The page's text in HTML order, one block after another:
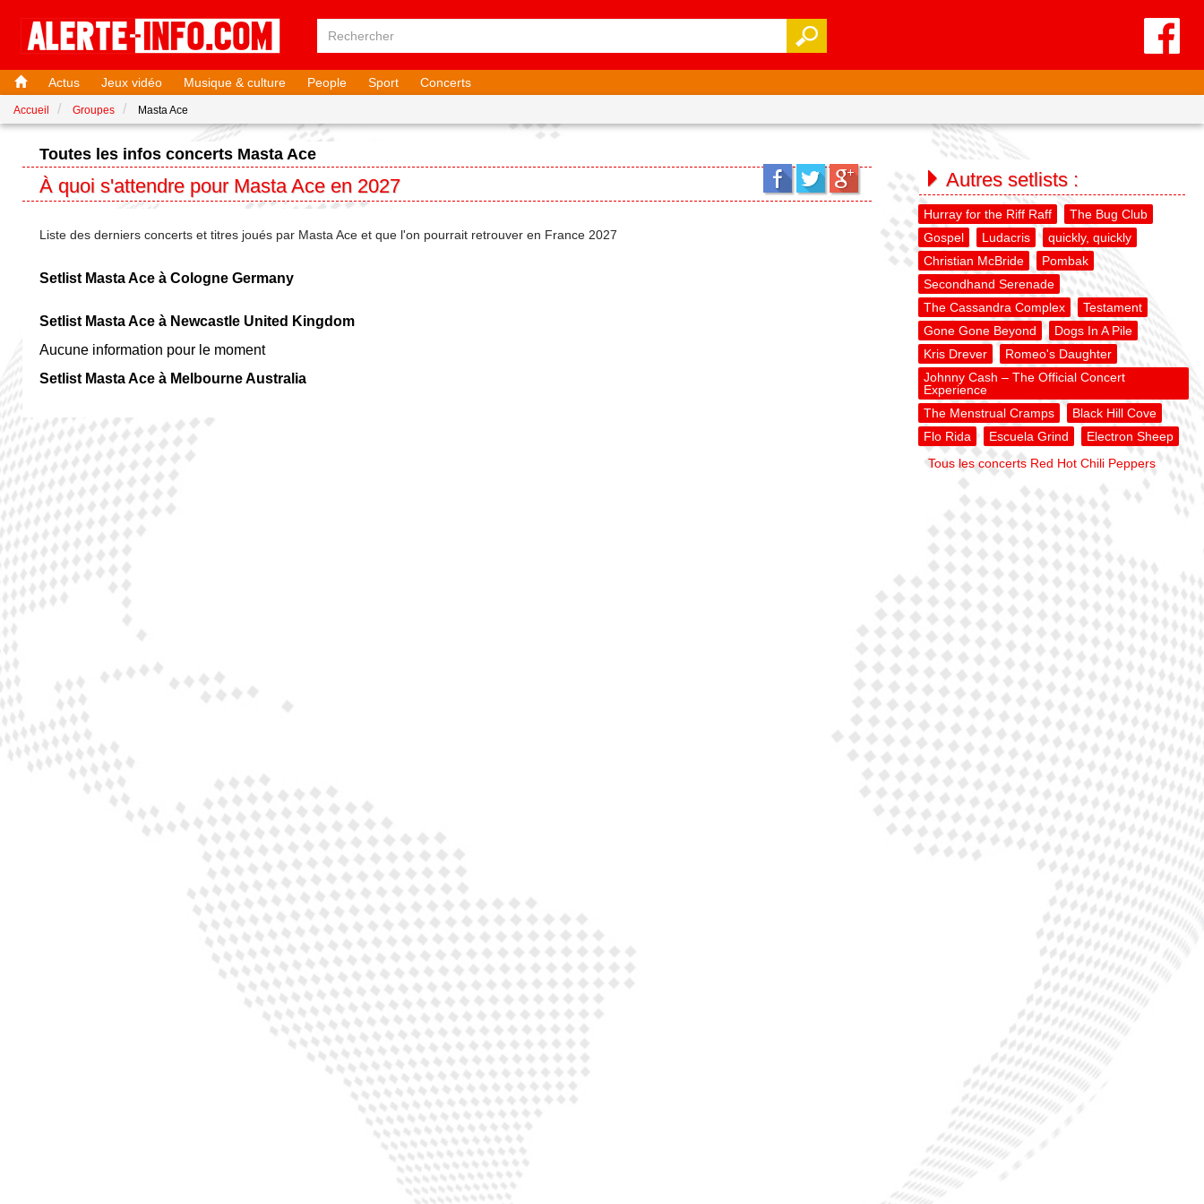
Actus Jeux vidéo Musique & culture People Sport Concerts
Accueil Groupes Masta Ace
Toutes les infos concerts Masta Ace
À quoi s'attendre pour Masta Ace en 2027
Liste des derniers concerts et titres joués par Masta Ace et que l'on pourrait retrouver en France 2027
Setlist Masta Ace à Cologne Germany
Setlist Masta Ace à Newcastle United Kingdom
Aucune information pour le moment
Setlist Masta Ace à Melbourne Australia
Autres setlists :
Hurray for the Riff Raff
The Bug Club
Gospel
Ludacris
quickly, quickly
Christian McBride
Pombak
Secondhand Serenade
The Cassandra Complex
Testament
Gone Gone Beyond
Dogs In A Pile
Kris Drever
Romeo's Daughter
Johnny Cash – The Official Concert
Experience
The Menstrual Cramps
Black Hill Cove
Flo Rida
Escuela Grind
Electron Sheep
Tous les concerts Red Hot Chili Peppers